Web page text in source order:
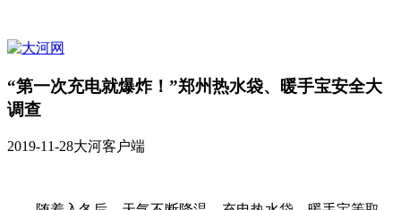
“第一次充电就爆炸！”郑州热水袋、暖手宝安全大
调查
2019-11-28大河客户端